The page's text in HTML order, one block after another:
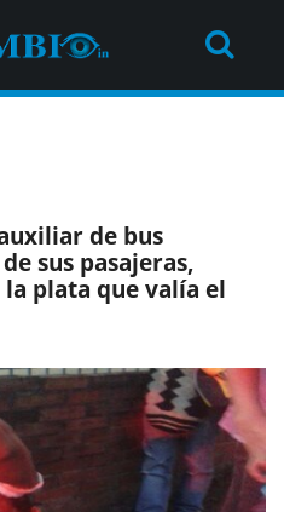
de bus
sus pasajeras,
plata que valía el